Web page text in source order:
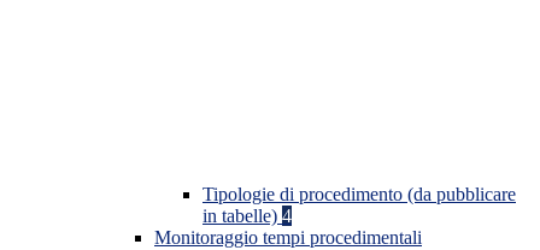
Tipologie di procedimento (da pubblicare
in tabelle) 4
Monitoraggio tempi procedimentali